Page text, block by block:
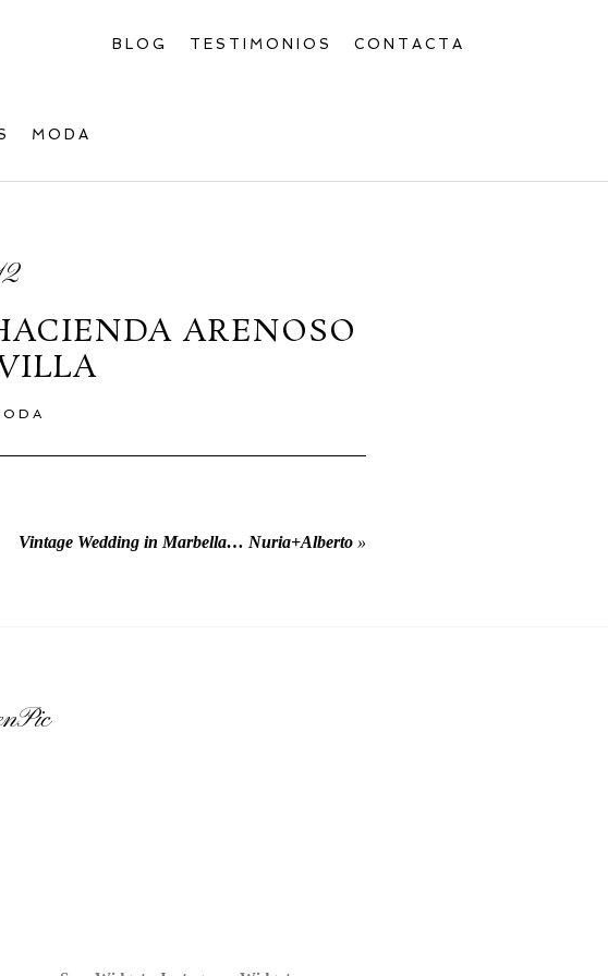
BLOG TESTIMONIOS CONTACTA
MODA
ARENOSO
Vintage Wedding in Marbella… Nuria+Alberto »